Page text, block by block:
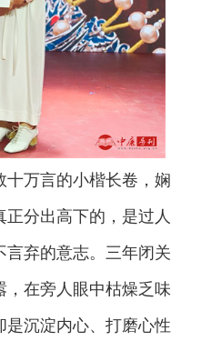
十万言的小楷长卷，娴
分出高下的，是过人
言弃的意志。三年闭关
在旁人眼中枯燥乏味
是沉淀内心、打磨心性